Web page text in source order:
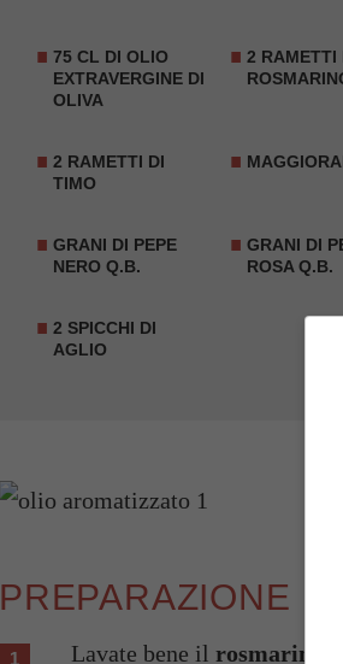
75 CL DI OLIO
EXTRAVERGINE DI
OLIVA
2 RAMETTI
2 RAMETTI DI
TIMO
GRANI DI PEPE
NERO Q.B.
GRANI DI
ROSA Q.B.
2 SPICCHI DI
AGLIO
PREPARAZIONE
Lavate bene il rosmarino